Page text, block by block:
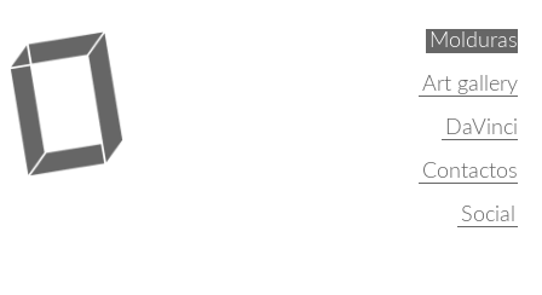
Molduras
Art gallery
DaVinci
Contactos